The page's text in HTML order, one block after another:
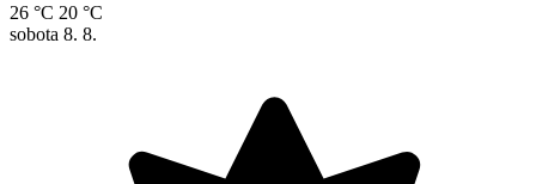
26 °C 20 °C
sobota 8. 8.